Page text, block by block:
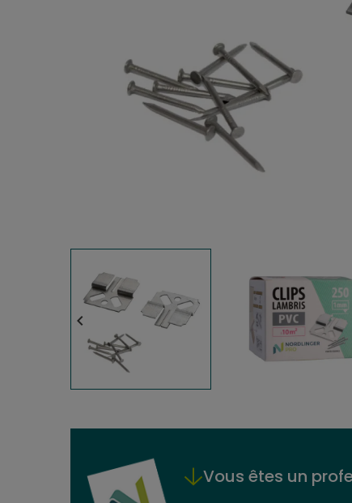

Vous êtes un